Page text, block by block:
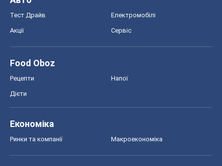
Тест Драйв Електромобілі
Акції Сервіс
Food Oboz
Рецепти Напої
Дієти
Економіка
Ринки та компанії Макроекономіка